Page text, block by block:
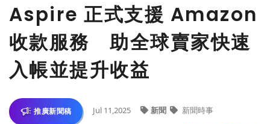
Aspire 正式支援 Amazon
收款服務 助全球賣家快速
入帳並提升收益
推廣新聞稿 Jul 11,2025 新聞 新聞時事